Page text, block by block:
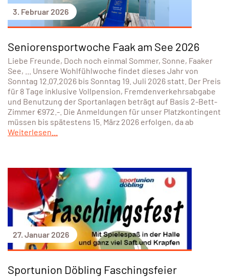
3. Februar 2026
Seniorensportwoche Faak am See 2026
Liebe Freunde, Doch noch einmal Sommer, Sonne, Faaker
See, ... Unsere Wohlfühlwoche findet dieses Jahr von
Sonntag 12.07.2026 bis Sonntag 19. Juli 2026 statt. Der Preis
für 8 Tage inklusive Vollpension, Fremdenverkehrsabgabe
und Benutzung der Sportanlagen beträgt auf Basis 2-Bett-
Zimmer €972.-. Die Anmeldungen für unser Platzkontingent
müssen bis spätestens 15. März 2026 erfolgen, da ab
Weiterlesen...
27. Januar 2026
Sportunion Döbling Faschingsfeier